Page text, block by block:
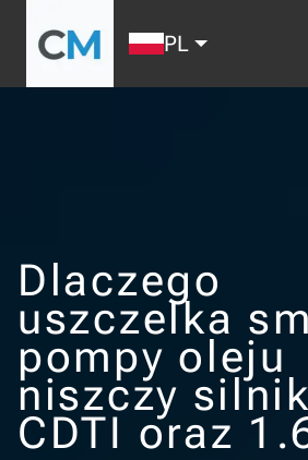
PL
Dlaczego
uszczelka
pompy oleju
niszczy
CDTI oraz